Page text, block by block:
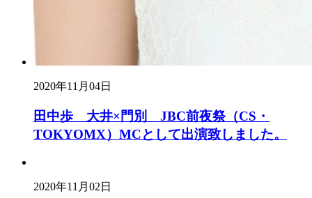
2020年11月04日
田中歩 大井×門別 JBC前夜祭（CS・
TOKYOMX）MCとして出演致しました。
2020年11月02日